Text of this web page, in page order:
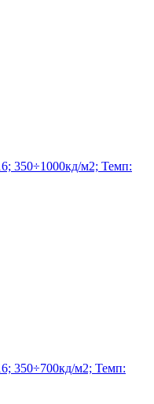
350÷1000кд/м2; Темп:
350÷700кд/м2; Темп: